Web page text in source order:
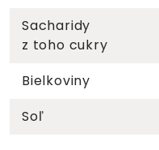
Sacharidy
z toho cukry
Bielkoviny
Soľ